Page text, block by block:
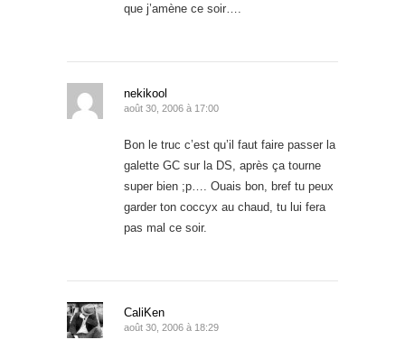
que j’amène ce soir….
nekikool
août 30, 2006 à 17:00
Bon le truc c’est qu’il faut faire passer la
galette GC sur la DS, après ça tourne
super bien ;p…. Ouais bon, bref tu peux
garder ton coccyx au chaud, tu lui fera
pas mal ce soir.
CaliKen
août 30, 2006 à 18:29